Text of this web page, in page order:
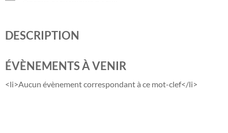
DESCRIPTION
ÉVÈNEMENTS À VENIR
<li>Aucun évènement correspondant à ce mot-clef</li>